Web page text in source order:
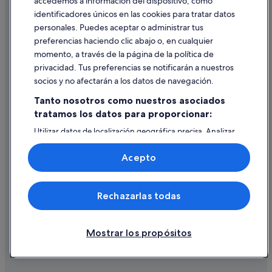
B&B en San Candido
Casas de huéspedes en San Candido
Villabassa hoteles
Campings de caravanas en San Candido
Ayuda
Cancelar un vuelo
Cancelar una reserva de hotel o de un alquiler vacacional
Utilizar un cupón de Expedia
Documentos para viajes internacionales
© 2026 Expedia, Inc., una empresa de Expedia Group. Todos los
derechos reservados. Expedia y el logotipo de Expedia son marcas
comerciales o marcas comerciales registradas de Expedia, Inc.
identificadores únicos en las cookies para tratar datos
personales. Puedes aceptar o administrar tus
preferencias haciendo clic abajo o, en cualquier
momento, a través de la página de la política de
privacidad. Tus preferencias se notificarán a nuestros
socios y no afectarán a los datos de navegación.
Tanto nosotros como nuestros asociados
tratamos los datos para proporcionar:
Utilizar datos de localización geográfica precisa. Analizar
activamente las características del dispositivo para su
identificación. Almacenar la información en un dispositivo
y/o acceder a ella. Publicidad y contenido personalizados,
medición de publicidad y contenido, investigación de
audiencia y desarrollo de servicios.
Lista de asociados (proveedores)
Mostrar los propósitos
Rechazarlas todas
Acepto